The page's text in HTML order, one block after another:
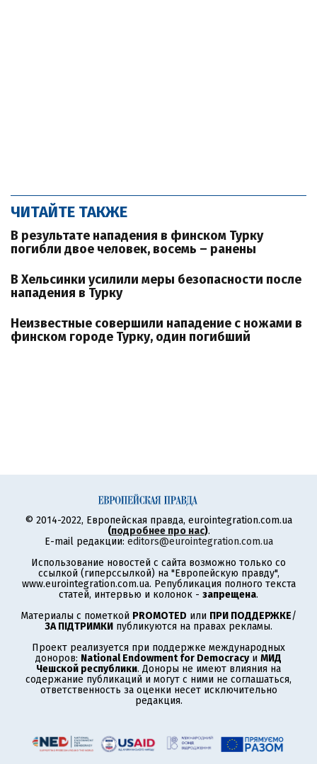
ЧИТАЙТЕ ТАКЖЕ
В результате нападения в финском Турку
погибли двое человек, восемь – ранены
В Хельсинки усилили меры безопасности после
нападения в Турку
Неизвестные совершили нападение с ножами в
финском городе Турку, один погибший
© 2014-2022, Европейская правда, eurointegration.com.ua
(подробнее про нас).
E-mail редакции: editors@eurointegration.com.ua
Использование новостей с сайта возможно только со
ссылкой (гиперссылкой) на "Европейскую правду",
www.eurointegration.com.ua. Републикация полного текста
статей, интервью и колонок - запрещена.
Материалы с пометкой PROMOTED или ПРИ ПОДДЕРЖКЕ/
ЗА ПІДТРИМКИ публикуются на правах рекламы.
Проект реализуется при поддержке международных
доноров: National Endowment for Democracyи МИД
Чешской республики. Доноры не имеют влияния на
содержание публикаций и могут с ними не соглашаться,
ответственность за оценки несет исключительно
редакция.